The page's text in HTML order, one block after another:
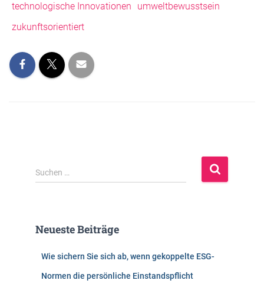
technologische Innovationen
umweltbewusstsein
zukunftsorientiert
S
u
n
Suchen …
Neueste Beiträge
Wie sichern Sie sich ab, wenn gekoppelte ESG-
Normen die persönliche Einstandspflicht